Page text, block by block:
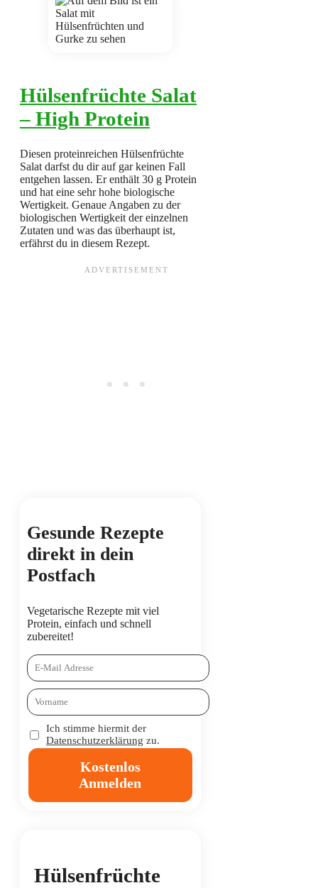
Hülsenfrüchte Salat
– High Protein
Diesen proteinreichen Hülsenfrüchte
Salat darfst du dir auf gar keinen Fall
entgehen lassen. Er enthält 30 g Protein
und hat eine sehr hohe biologische
Wertigkeit. Genaue Angaben zu der
biologischen Wertigkeit der einzelnen
Zutaten und was das überhaupt ist,
erfährst du in diesem Rezept.
Gesunde Rezepte
direkt in dein
Postfach
Vegetarische Rezepte mit viel
Protein, einfach und schnell
zubereitet!
Ich stimme hiermit der
Datenschutzerklärung zu.
Kostenlos
Anmelden
Hülsenfrüchte